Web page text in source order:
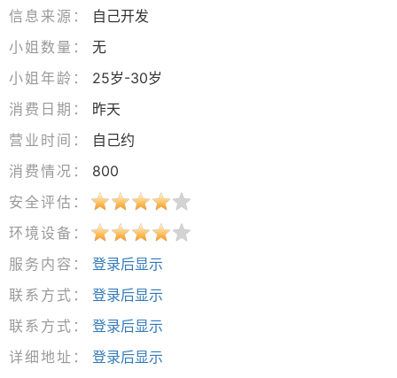
信息来源：
自己开发
小姐数量：
无
小姐年龄：
25岁-30岁
消费日期：
昨天
营业时间：
自己约
消费情况：
800
安全评估：
环境设备：
服务内容：
登录后显示
联系方式：
登录后显示
联系方式：
登录后显示
详细地址：
登录后显示